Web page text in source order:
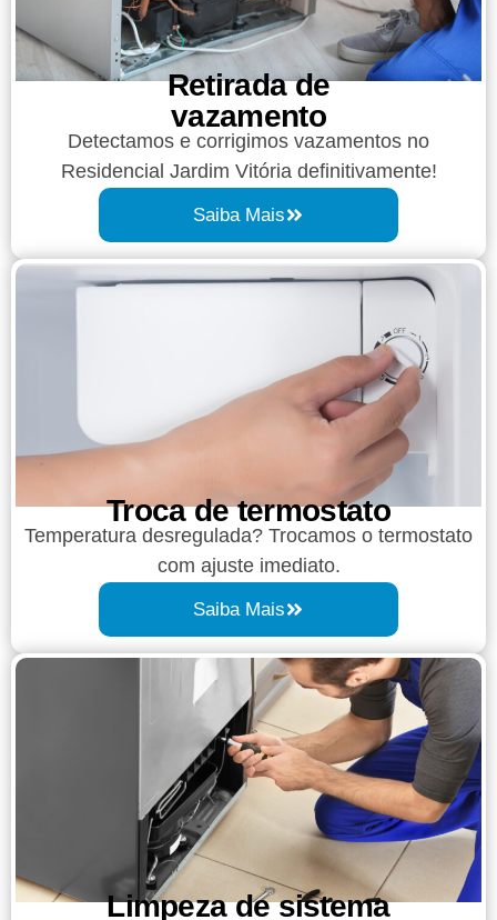
Retirada de
vazamento​​
Detectamos e corrigimos vazamentos no
Residencial Jardim Vitória definitivamente!
Saiba Mais
Troca de termostato
Temperatura desregulada? Trocamos o termostato
com ajuste imediato.
Saiba Mais
Limpeza de sistema